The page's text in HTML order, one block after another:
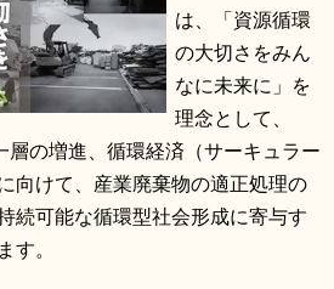
は、「資源循環
の大切さをみん
なに未来に」を
理念として、
層の増進、循環経済（サーキュラー
向けて、産業廃棄物の適正処理の
続可能な循環型社会形成に寄与す
す。